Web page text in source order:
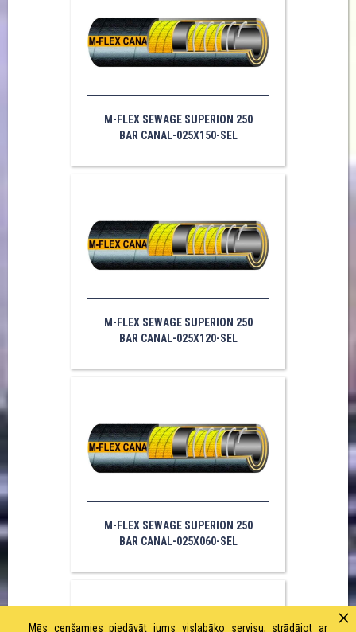
M-FLEX SEWAGE SUPERION 250
BAR CANAL-025X150-SEL
M-FLEX SEWAGE SUPERION 250
BAR CANAL-025X120-SEL
M-FLEX SEWAGE SUPERION 250
BAR CANAL-025X060-SEL
Mēs cenšamies piedāvāt jums vislabāko servisu, strādājot ar